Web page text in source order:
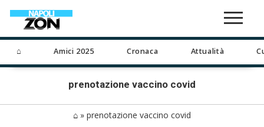
⌂ Amici 2025 Cronaca Attualità
prenotazione vaccino covid
⌂ » prenotazione vaccino covid